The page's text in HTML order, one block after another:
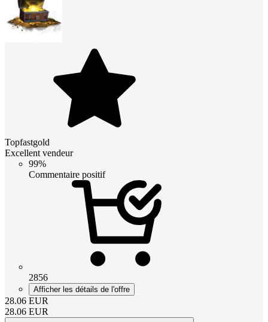
Topfastgold
Excellent vendeur
99%
Commentaire positif
2856
Afficher les détails de l'offre
28.06 EUR
28.06 EUR